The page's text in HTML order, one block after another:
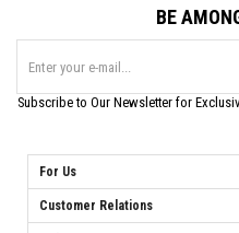
BE
Subscribe to Our Newsletter for
For Us
Customer Relations